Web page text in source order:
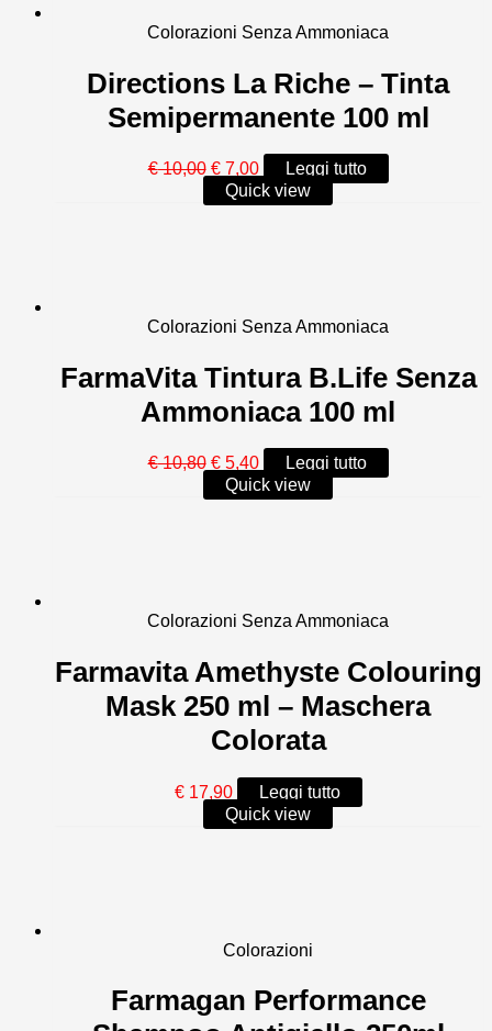
Colorazioni Senza Ammoniaca
Directions La Riche – Tinta
Semipermanente 100 ml
€10,00 Il
prezzo
originale
€7,00Il
prezzo
attuale
Leggi tutto
Quick view
Colorazioni Senza Ammoniaca
FarmaVita Tintura B.Life Senza
Ammoniaca 100 ml
€10,80 Il
prezzo
originale
€5,40Il
prezzo
attuale
Leggi tutto
Quick view
Colorazioni Senza Ammoniaca
Farmavita Amethyste Colouring
Mask 250 ml – Maschera
Colorata
€17,90
Leggi tutto
Quick view
Colorazioni
Farmagan Performance